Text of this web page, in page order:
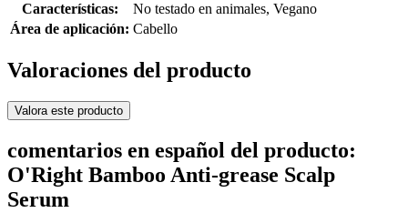
Características:
No testado en animales, Vegano
Área de aplicación: Cabello
Valoraciones del producto
Valora este producto
comentarios en español del producto:
O'Right Bamboo Anti-grease Scalp
Serum